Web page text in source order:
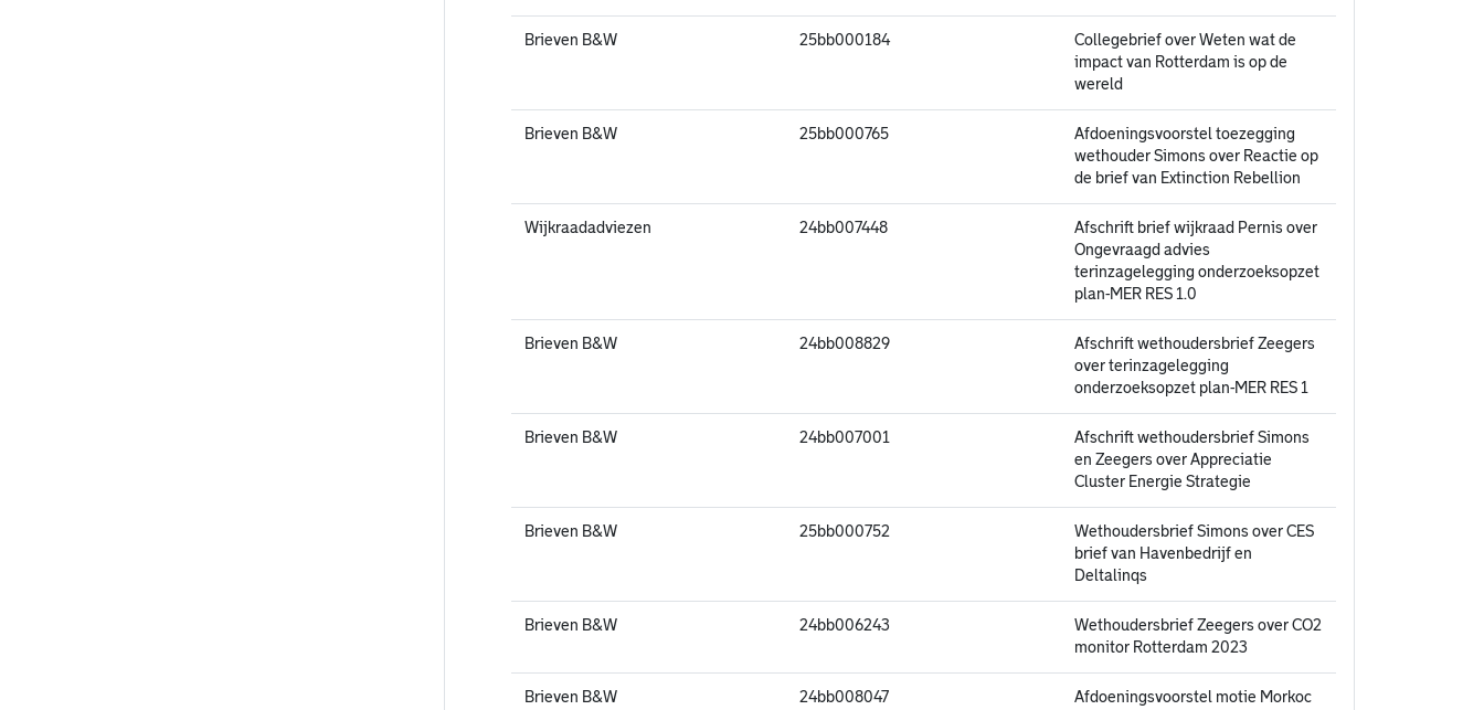
Brieven B&W 25bb000184
Collegebrief over Weten wat de
impact van Rotterdam is op de
wereld
Brieven B&W 25bb000765
Afdoeningsvoorstel toezegging
wethouder Simons over Reactie op
de brief van Extinction Rebellion
Wijkraadadviezen 24bb007448
Afschrift brief wijkraad Pernis over
Ongevraagd advies
terinzagelegging onderzoeksopzet
plan-MER RES 1.0
Brieven B&W 24bb008829
Afschrift wethoudersbrief Zeegers
over terinzagelegging
onderzoeksopzet plan-MER RES 1
Brieven B&W 24bb007001
Afschrift wethoudersbrief Simons
en Zeegers over Appreciatie
Cluster Energie Strategie
Brieven B&W 25bb000752
Wethoudersbrief Simons over CES
brief van Havenbedrijf en
Deltalinqs
Brieven B&W 24bb006243
Wethoudersbrief Zeegers over CO2
monitor Rotterdam 2023
Brieven B&W 24bb008047
Afdoeningsvoorstel motie Morkoc